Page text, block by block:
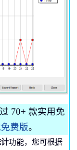
70+ 款实用免
费版。
功能，您可根据